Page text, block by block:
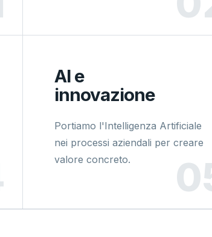
AI e
innovazione
Portiamo l'Intelligenza Artificiale
nei processi aziendali per creare
valore concreto.